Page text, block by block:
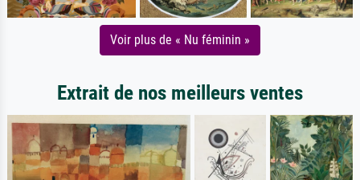
Voir plus de « Nu féminin »
Extrait de nos meilleurs ventes